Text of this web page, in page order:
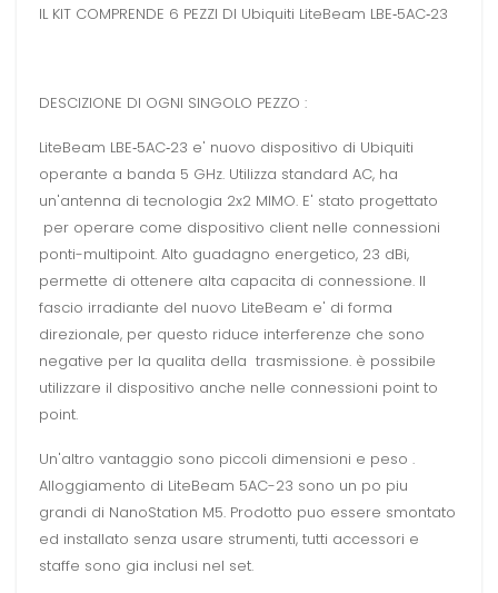
IL KIT COMPRENDE 6 PEZZI DI Ubiquiti LiteBeam LBE‑5AC‑23
DESCIZIONE DI OGNI SINGOLO PEZZO :
LiteBeam LBE‑5AC‑23 e' nuovo dispositivo di Ubiquiti
operante a banda 5 GHz. Utilizza standard AC, ha
un'antenna di tecnologia 2x2 MIMO. E' stato progettato
per operare come dispositivo client nelle connessioni
ponti-multipoint. Alto guadagno energetico, 23 dBi,
permette di ottenere alta capacita di connessione. Il
fascio irradiante del nuovo LiteBeam e' di forma
direzionale, per questo riduce interferenze che sono
negative per la qualita della trasmissione. è possibile
utilizzare il dispositivo anche nelle connessioni point to
point.
Un'altro vantaggio sono piccoli dimensioni e peso .
Alloggiamento di LiteBeam 5AC-23 sono un po piu
grandi di NanoStation M5. Prodotto puo essere smontato
ed installato senza usare strumenti, tutti accessori e
staffe sono gia inclusi nel set.